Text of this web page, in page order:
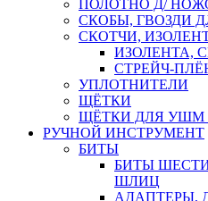
ПОЛОТНО Д/
СКОБЫ, ГВОЗДИ
СКОТЧИ,
ИЗОЛЕНТА,
СТРЕЙЧ-
УПЛОТНИТЕЛИ
ЩЁТКИ
ЩЁТКИ ДЛЯ УШМ и
РУЧНОЙ ИНСТРУМЕНТ
БИТЫ
БИТЫ
ШЛИЦ
АДАПТЕРЫ,